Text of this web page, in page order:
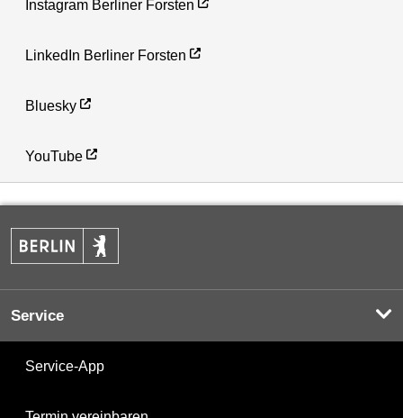
Instagram Berliner Forsten
LinkedIn Berliner Forsten
Bluesky
YouTube
Service
Service-App